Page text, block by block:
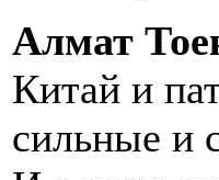
Алмат
Китай и
сильные и